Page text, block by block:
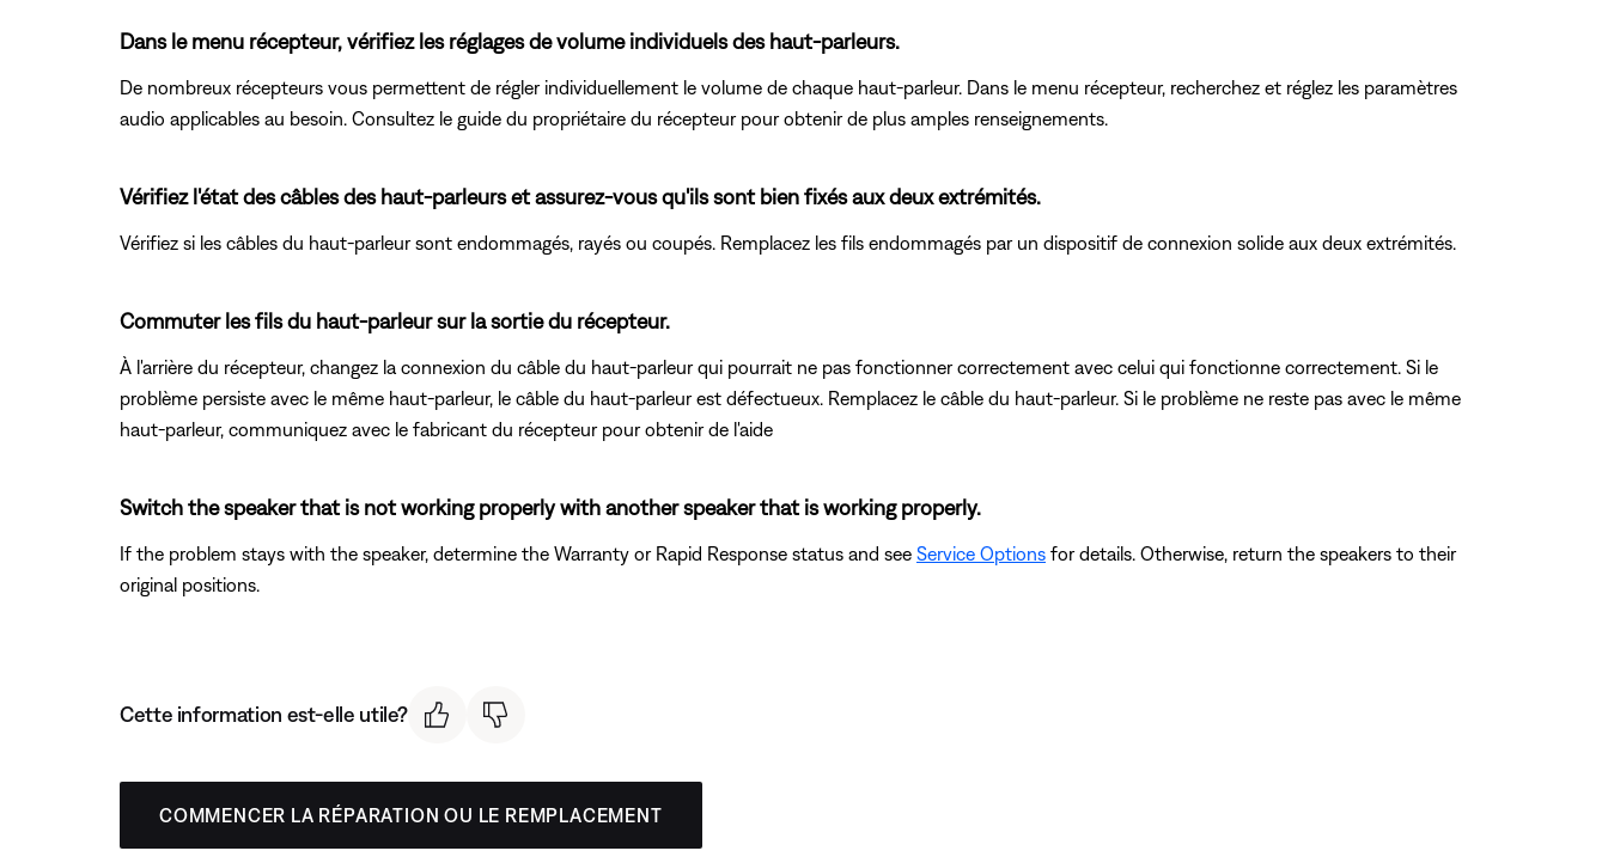
Dans le menu récepteur, vérifiez les réglages de volume individuels des haut-parleurs.
De nombreux récepteurs vous permettent de régler individuellement le volume de chaque haut-parleur. Dans le menu récepteur, recherchez et réglez les paramètres
audio applicables au besoin. Consultez le guide du propriétaire du récepteur pour obtenir de plus amples renseignements.
Vérifiez l'état des câbles des haut-parleurs et assurez-vous qu'ils sont bien fixés aux deux extrémités.
Vérifiez si les câbles du haut-parleur sont endommagés, rayés ou coupés. Remplacez les fils endommagés par un dispositif de connexion solide aux deux extrémités.
Commuter les fils du haut-parleur sur la sortie du récepteur.
À l'arrière du récepteur, changez la connexion du câble du haut-parleur qui pourrait ne pas fonctionner correctement avec celui qui fonctionne correctement. Si le
problème persiste avec le même haut-parleur, le câble du haut-parleur est défectueux. Remplacez le câble du haut-parleur. Si le problème ne reste pas avec le même
haut-parleur, communiquez avec le fabricant du récepteur pour obtenir de l'aide
Switch the speaker that is not working properly with another speaker that is working properly.
If the problem stays with the speaker, determine the Warranty or Rapid Response status and see Service Options for details. Otherwise, return the speakers to their
original positions.
Cette information est-elle utile?
COMMENCER LA RÉPARATION OU LE REMPLACEMENT